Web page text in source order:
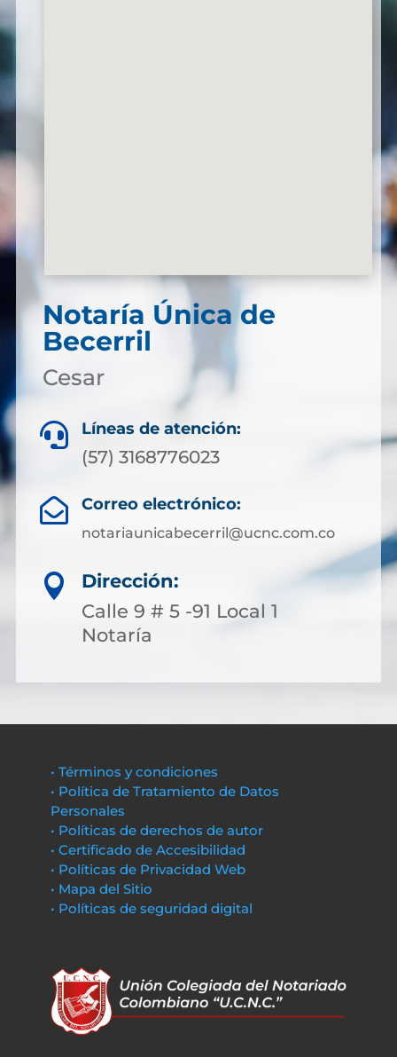
Notaría Única de
Becerril
Cesar
 Líneas de atención:
(57) 3168776023
 Correo electrónico:
notariaunicabecerril@ucnc.com.co

Dirección:
Calle 9 # 5 -91 Local 1
Notaría
• Términos y condiciones
• Política de Tratamiento de Datos
Personales
• Políticas de derechos de autor
• Certificado de Accesibilidad
• Políticas de Privacidad Web
• Mapa del Sitio
• Políticas de seguridad digital